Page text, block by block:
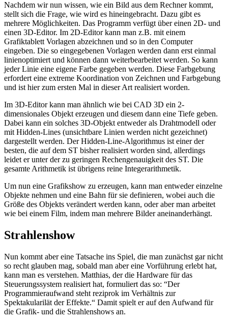
Nachdem wir nun wissen, wie ein Bild aus dem Rechner kommt,
stellt sich die Frage, wie wird es hineingebracht. Dazu gibt es
mehrere Möglichkeiten. Das Programm verfügt über einen 2D- und
einen 3D-Editor. Im 2D-Editor kann man z.B. mit einem
Grafiktablett Vorlagen abzeichnen und so in den Computer
eingeben. Die so eingegebenen Vorlagen werden dann erst einmal
linienoptimiert und können dann weiterbearbeitet werden. So kann
jeder Linie eine eigene Farbe gegeben werden. Diese Farbgebung
erfordert eine extreme Koordination von Zeichnen und Farbgebung
und ist hier zum ersten Mal in dieser Art realisiert worden.
Im 3D-Editor kann man ähnlich wie bei CAD 3D ein 2-
dimensionales Objekt erzeugen und diesem dann eine Tiefe geben.
Dabei kann ein solches 3D-Objekt entweder als Drahtmodell oder
mit Hidden-Lines (unsichtbare Linien werden nicht gezeichnet)
dargestellt werden. Der Hidden-Line-Algorithmus ist einer der
besten, die auf dem ST bisher realisiert worden sind, allerdings
leidet er unter der zu geringen Rechengenauigkeit des ST. Die
gesamte Arithmetik ist übrigens reine Integerarithmetik.
Um nun eine Grafikshow zu erzeugen, kann man entweder einzelne
Objekte nehmen und eine Bahn für sie definieren, wobei auch die
Größe des Objekts verändert werden kann, oder aber man arbeitet
wie bei einem Film, indem man mehrere Bilder aneinanderhängt.
Strahlenshow
Nun kommt aber eine Tatsache ins Spiel, die man zunächst gar nicht
so recht glauben mag, sobald man aber eine Vorführung erlebt hat,
kann man es verstehen. Matthias, der die Hardware für das
Steuerungssystem realisiert hat, formuliert das so: “Der
Programmieraufwand steht reziprok im Verhältnis zur
Spektakularilät der Effekte.“ Damit spielt er auf den Aufwand für
die Grafik- und die Strahlenshows an.